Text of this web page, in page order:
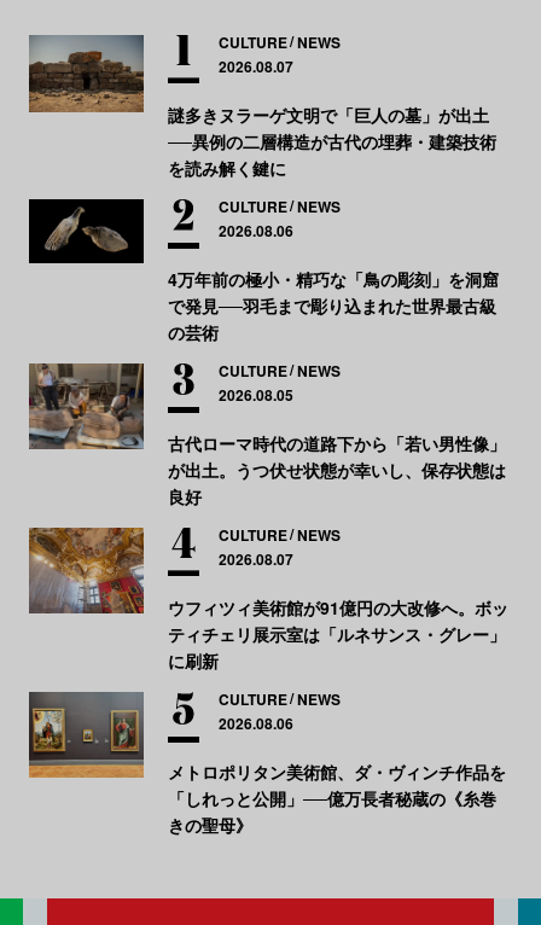
CULTURE NEWS
2026.08.07
謎多きヌラーゲ文明で「巨人の墓」が出土
──異例の二層構造が古代の埋葬・建築技術
を読み解く鍵に
CULTURE NEWS
2026.08.06
4万年前の極小・精巧な「鳥の彫刻」を洞窟
で発見──羽毛まで彫り込まれた世界最古級
の芸術
CULTURE NEWS
2026.08.05
古代ローマ時代の道路下から「若い男性像」
が出土。うつ伏せ状態が幸いし、保存状態は
良好
CULTURE NEWS
2026.08.07
ウフィツィ美術館が91億円の大改修へ。ボッ
ティチェリ展示室は「ルネサンス・グレー」
に刷新
CULTURE NEWS
2026.08.06
メトロポリタン美術館、ダ・ヴィンチ作品を
「しれっと公開」──億万長者秘蔵の《糸巻
きの聖母》